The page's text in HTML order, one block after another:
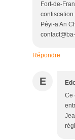
Fort-de-
confiscation
Péyi-a An
Répondre
E
Ce